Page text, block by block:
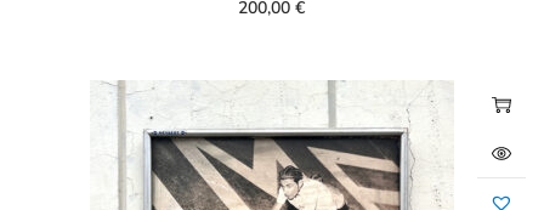
200,00€